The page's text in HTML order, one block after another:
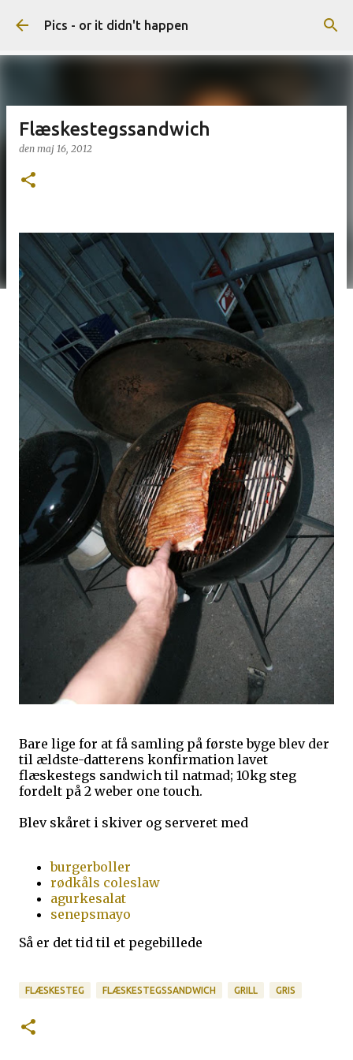
Gå videre til hovedindholdet
Pics - or it didn't happen
Flæskestegssandwich
den maj 16, 2012
Bare lige for at få samling på første byge blev der
til ældste-datterens konfirmation lavet
flæskestegs sandwich til natmad; 10kg steg
fordelt på 2 weber one touch.
Blev skåret i skiver og serveret med
burgerboller
rødkåls coleslaw
agurkesalat
senepsmayo
Så er det tid til et pegebillede
FLÆSKESTEG FLÆSKESTEGSSANDWICH GRILL GRIS